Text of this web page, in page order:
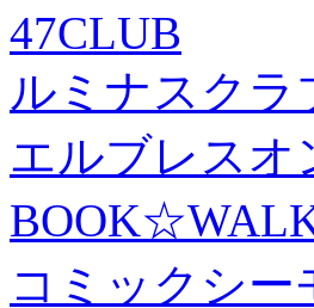
47CLUB
ルミナスクラ
エルブレスオ
コミックシー